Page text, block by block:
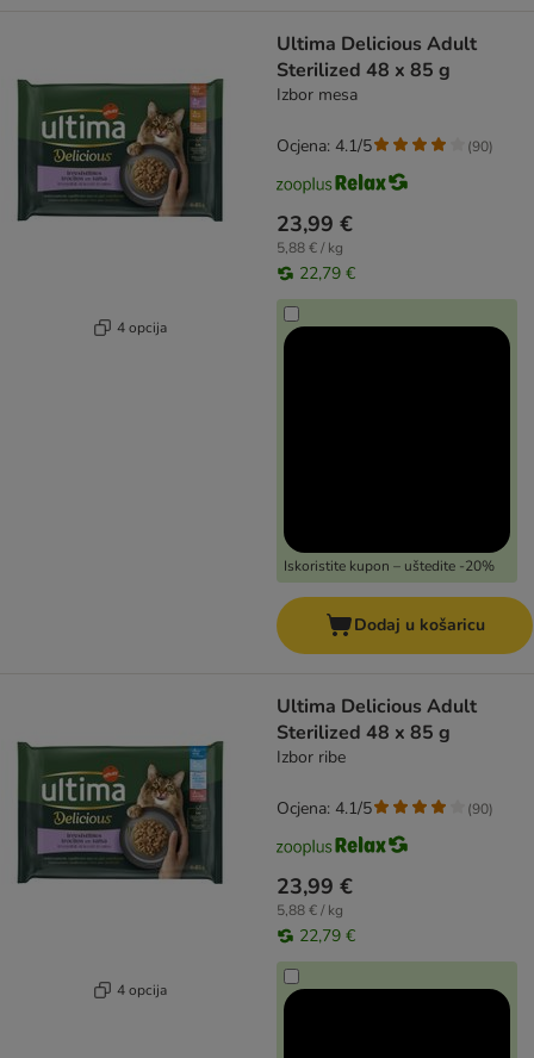
4 opcija
Ultima Delicious Adult
Sterilized 48 x 85 g
Izbor mesa
23,99 €
5,88 € / kg
22,79 €
Iskoristite kupon – uštedite -20%
Ocjena: 4.1/5 (90)
Dodaj u košaricu
4 opcija
Ultima Delicious Adult
Sterilized 48 x 85 g
Izbor ribe
23,99 €
5,88 € / kg
22,79 €
Ocjena: 4.1/5 (90)